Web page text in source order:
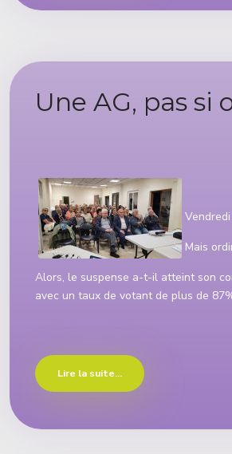
Une AG, pas si
Mais
Alors, le suspense a-t-il atteint son
avec un taux de votant de plus de
Lire la suite...